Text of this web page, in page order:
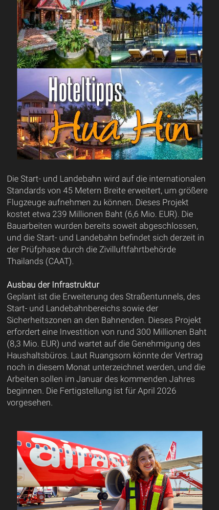
Die Start- und Landebahn wird auf die internationalen
Standards von 45 Metern Breite erweitert, um größere
Flugzeuge aufnehmen zu können. Dieses Projekt
kostet etwa 239 Millionen Baht (6,6 Mio. EUR). Die
Bauarbeiten wurden bereits soweit abgeschlossen,
und die Start- und Landebahn befindet sich derzeit in
der Prüfphase durch die Zivilluftfahrtbehörde
Thailands (CAAT).
Ausbau der Infrastruktur
Geplant ist die Erweiterung des Straßentunnels, des
Start- und Landebahnbereichs sowie der
Sicherheitszonen an den Bahnenden. Dieses Projekt
erfordert eine Investition von rund 300 Millionen Baht
(8,3 Mio. EUR) und wartet auf die Genehmigung des
Haushaltsbüros. Laut Ruangsorn könnte der Vertrag
noch in diesem Monat unterzeichnet werden, und die
Arbeiten sollen im Januar des kommenden Jahres
beginnen. Die Fertigstellung ist für April 2026
vorgesehen.